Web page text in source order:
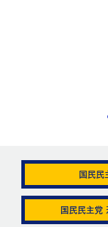
帯状疱疹
国民民
国民民主党